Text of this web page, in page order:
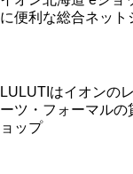
に便利な総合ネット
LULUTIはイオンの
ーツ・フォーマルの
ョップ